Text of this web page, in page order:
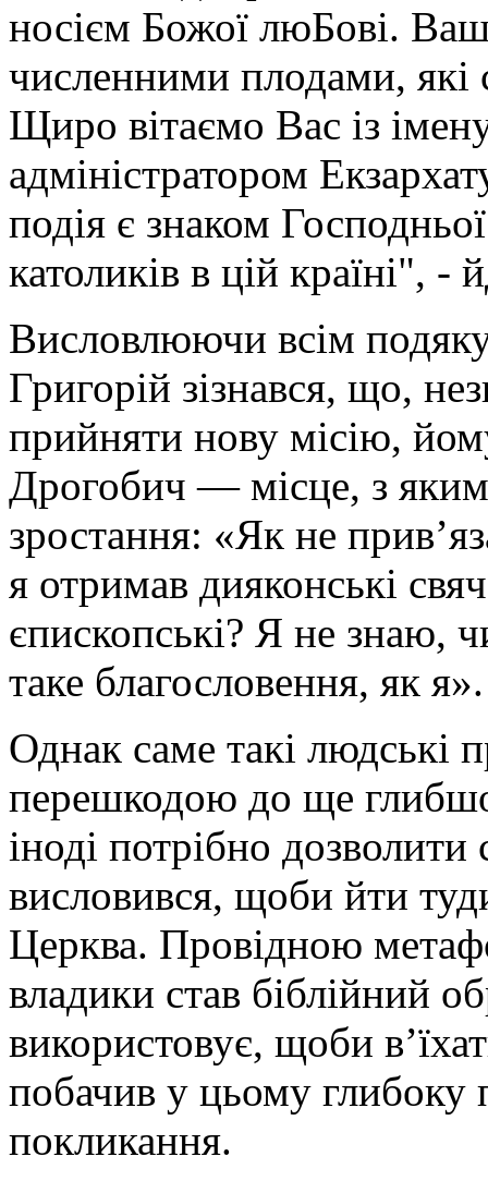
носієм Божої люБові.
численними плодами, які
Щиро вітаємо Вас із
адміністратором
подія є знаком
католиків в цій країні", -
Висловлюючи всім
Григорій зізнався, що,
прийняти нову місію,
Дрогобич — місце, з яким
зростання: «Як не
я отримав дияконські
єпископські? Я не знаю,
таке благословення, як я».
Однак саме такі людські
перешкодою до ще
іноді потрібно дозволити
висловився, щоби йти
Церква. Провідною
владики став біблійний
використовує, щоби
побачив у цьому глибоку
покликання.